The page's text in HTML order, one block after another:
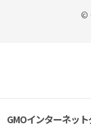
©
GMOインターネッ